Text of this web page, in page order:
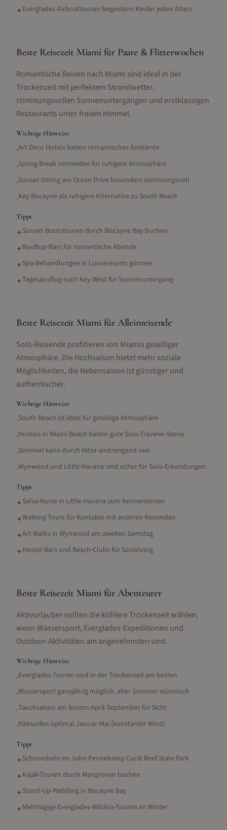
✦Everglades-Airboattouren begeistern Kinder jeden Alters
Beste Reisezeit Miami für Paare & Flitterwochen
Romantische Reisen nach Miami sind ideal in der
Trockenzeit mit perfektem Strandwetter,
stimmungsvollen Sonnenuntergängen und erstklassigen
Restaurants unter freiem Himmel.
Wichtige Hinweise
•Art Deco Hotels bieten romantisches Ambiente
•Spring Break vermeiden für ruhigere Atmosphäre
•Sunset-Dining am Ocean Drive besonders stimmungsvoll
•Key Biscayne als ruhigere Alternative zu South Beach
Tipps
✦Sunset-Bootstouren durch Biscayne Bay buchen
✦Rooftop-Bars für romantische Abende
✦Spa-Behandlungen in Luxusresorts gönnen
✦Tagesausflug nach Key West für Sonnenuntergang
Beste Reisezeit Miami für Alleinreisende
Solo-Reisende profitieren von Miamis geselliger
Atmosphäre. Die Hochsaison bietet mehr soziale
Möglichkeiten, die Nebensaison ist günstiger und
authentischer.
Wichtige Hinweise
•South Beach ist ideal für gesellige Atmosphäre
•Hostels in Miami Beach bieten gute Solo-Traveler-Szene
•Sommer kann durch Hitze anstrengend sein
•Wynwood und Little Havana sind sicher für Solo-Erkundungen
Tipps
✦Salsa-Kurse in Little Havana zum Kennenlernen
✦Walking Tours für Kontakte mit anderen Reisenden
✦Art Walks in Wynwood am zweiten Samstag
✦Hostel-Bars und Beach-Clubs für Socializing
Beste Reisezeit Miami für Abenteurer
Aktivurlauber sollten die kühlere Trockenzeit wählen,
wenn Wassersport, Everglades-Expeditionen und
Outdoor-Aktivitäten am angenehmsten sind.
Wichtige Hinweise
•Everglades-Touren sind in der Trockenzeit am besten
•Wassersport ganzjährig möglich, aber Sommer stürmisch
•Tauchsaison am besten April-September für Sicht
•Kitesurfen optimal Januar-Mai (konstanter Wind)
Tipps
✦Schnorcheln im John Pennekamp Coral Reef State Park
✦Kajak-Touren durch Mangroven buchen
✦Stand-Up-Paddling in Biscayne Bay
✦Mehrtägige Everglades-Wildnis-Touren im Winter